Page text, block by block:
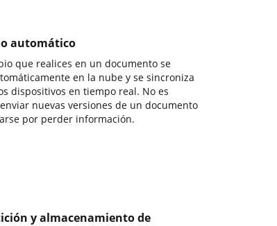
automático
que realices en un documento se
en la nube y se sincroniza
dispositivos en tiempo real. No es
nuevas versiones de un documento
por perder información.
y almacenamiento de